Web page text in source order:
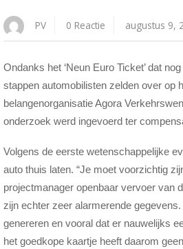
PV 0 Reactie augustus 9,
Ondanks het ‘Neun Euro Ticket’ dat
stappen automobilisten zelden over op
belangenorganisatie Agora
onderzoek werd ingevoerd ter
Volgens de eerste wetenschappelijke
auto thuis laten. “Je moet voorzichtig
projectmanager openbaar vervoer van
zijn echter zeer alarmerende
genereren en vooral dat er nauwelijks
het goedkope kaartje heeft daarom